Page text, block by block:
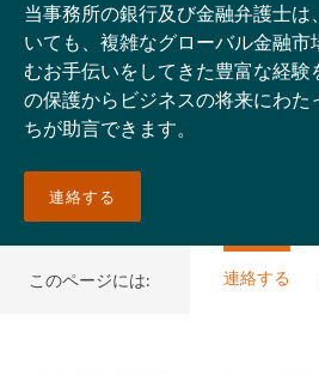
当事務所の銀行及び金融弁護士は
いても、複雑なグローバル金融市
むお手伝いをしてきた豊富な経験
の保護からビジネスの将来にわた
ちが助言できます。
連絡する
このページには: 連絡する